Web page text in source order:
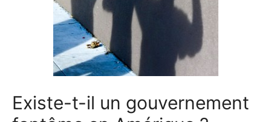
Existe-t-il un gouvernement